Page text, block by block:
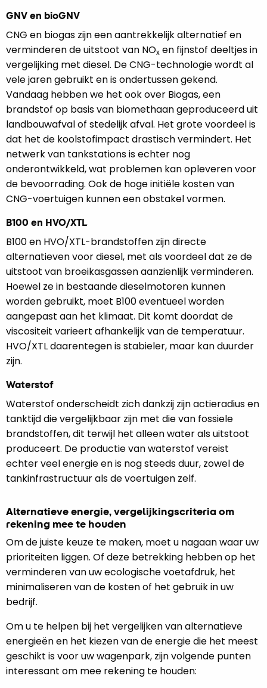
GNV en bioGNV
CNG en biogas zijn een aantrekkelijk alternatief en
verminderen de uitstoot van NOx en fijnstof deeltjes in
vergelijking met diesel. De CNG-technologie wordt al
vele jaren gebruikt en is ondertussen gekend.
Vandaag hebben we het ook over Biogas, een
brandstof op basis van biomethaan geproduceerd uit
landbouwafval of stedelijk afval. Het grote voordeel is
dat het de koolstofimpact drastisch vermindert. Het
netwerk van tankstations is echter nog
onderontwikkeld, wat problemen kan opleveren voor
de bevoorrading. Ook de hoge initiële kosten van
CNG-voertuigen kunnen een obstakel vormen.
B100 en HVO/XTL
B100 en HVO/XTL-brandstoffen zijn directe
alternatieven voor diesel, met als voordeel dat ze de
uitstoot van broeikasgassen aanzienlijk verminderen.
Hoewel ze in bestaande dieselmotoren kunnen
worden gebruikt, moet B100 eventueel worden
aangepast aan het klimaat. Dit komt doordat de
viscositeit varieert afhankelijk van de temperatuur.
HVO/XTL daarentegen is stabieler, maar kan duurder
zijn.
Waterstof
Waterstof onderscheidt zich dankzij zijn actieradius en
tanktijd die vergelijkbaar zijn met die van fossiele
brandstoffen, dit terwijl het alleen water als uitstoot
produceert. De productie van waterstof vereist
echter veel energie en is nog steeds duur, zowel de
tankinfrastructuur als de voertuigen zelf.
Alternatieve energie, vergelijkingscriteria om
rekening mee te houden
Om de juiste keuze te maken, moet u nagaan waar uw
prioriteiten liggen. Of deze betrekking hebben op het
verminderen van uw ecologische voetafdruk, het
minimaliseren van de kosten of het gebruik in uw
bedrijf.
Om u te helpen bij het vergelijken van alternatieve
energieën en het kiezen van de energie die het meest
geschikt is voor uw wagenpark, zijn volgende punten
interessant om mee rekening te houden: